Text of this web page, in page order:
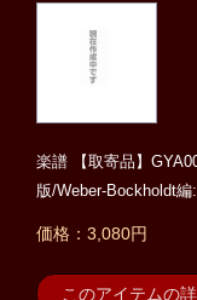
楽譜 【取寄品】
版/Weber-Bockholdt編
価格：3,080円
このアイテムの